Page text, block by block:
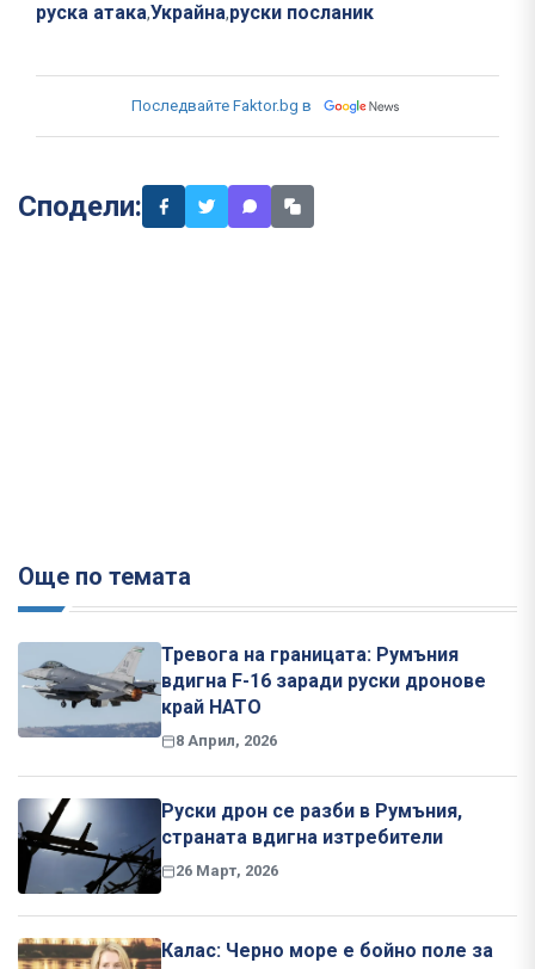
руска атака,Украйна,руски посланик
Последвайте Faktor.bg в
Сподели:
Още по темата
Тревога на границата: Румъния
вдигна F-16 заради руски дронове
край НАТО
8 Април, 2026
Руски дрон се разби в Румъния,
страната вдигна изтребители
26 Март, 2026
Калас: Черно море е бойно поле за